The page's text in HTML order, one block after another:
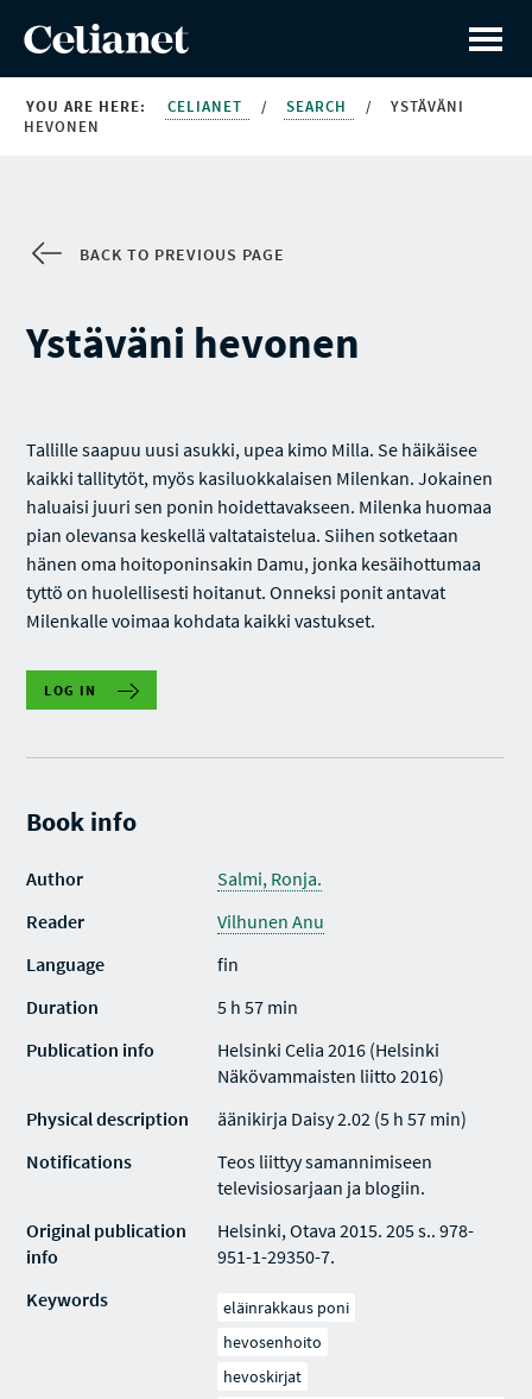
YOU ARE HERE: CELIANET / SEARCH /
YSTÄVÄNI
HEVONEN
BACK TO PREVIOUS PAGE
Ystäväni hevonen
Tallille saapuu uusi asukki, upea kimo Milla. Se häikäisee
kaikki tallitytöt, myös kasiluokkalaisen Milenkan. Jokainen
haluaisi juuri sen ponin hoidettavakseen. Milenka huomaa
pian olevansa keskellä valtataistelua. Siihen sotketaan
hänen oma hoitoponinsakin Damu, jonka kesäihottumaa
tyttö on huolellisesti hoitanut. Onneksi ponit antavat
Milenkalle voimaa kohdata kaikki vastukset.
LOG IN
Book info
Author
Salmi, Ronja.
Reader
Vilhunen Anu
Language
fin
Duration
5 h 57 min
Publication info
Helsinki Celia 2016 (Helsinki
Näkövammaisten liitto 2016)
Physical description
äänikirja Daisy 2.02 (5 h 57 min)
Notifications
Teos liittyy samannimiseen
televisiosarjaan ja blogiin.
Original publication
info
Helsinki, Otava 2015. 205 s.. 978-
951-1-29350-7.
Keywords
eläinrakkaus poni
hevosenhoito
hevoskirjat